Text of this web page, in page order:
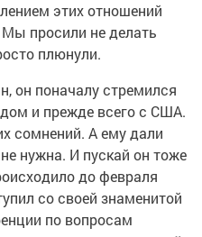
этих отношений
просили не делать
плюнули.
он поначалу стремился
и прежде всего с США.
сомнений. А ему дали
нужна. И пускай он тоже
до февраля
со своей знаменитой
по вопросам